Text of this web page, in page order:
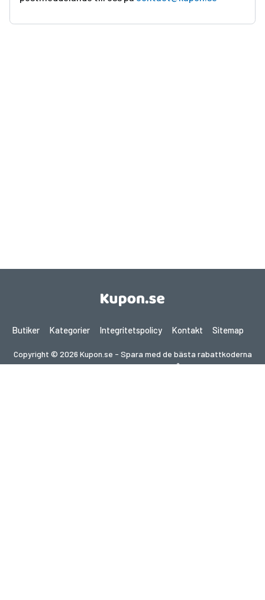
Butiker Kategorier Integritetspolicy Kontakt Sitemap
Copyright © 2026 Kupon.se - Spara med de bästa rabattkoderna
2026. Alla rättigheter förbehållna.